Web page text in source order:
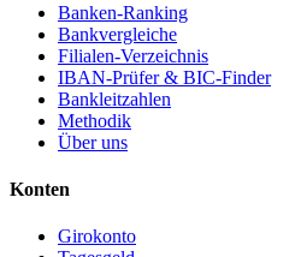
Banken-Ranking
Bankvergleiche
Filialen-Verzeichnis
IBAN-Prüfer & BIC-Finder
Bankleitzahlen
Methodik
Über uns
Konten
Girokonto